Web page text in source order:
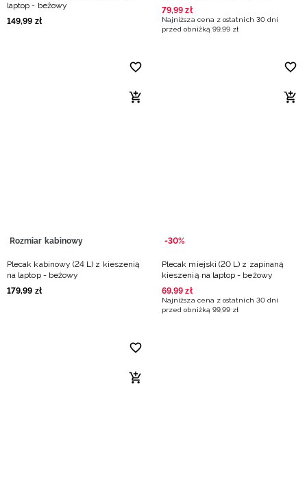
laptop - beżowy
149,99 zł
79,99 zł
Najniższa cena z ostatnich 30 dni
przed obniżką 99,99 zł
Rozmiar kabinowy
Plecak kabinowy (24 L) z kieszenią
na laptop - beżowy
179,99 zł
-30%
Plecak miejski (20 L) z zapinaną
kieszenią na laptop - beżowy
69,99 zł
Najniższa cena z ostatnich 30 dni
przed obniżką 99,99 zł